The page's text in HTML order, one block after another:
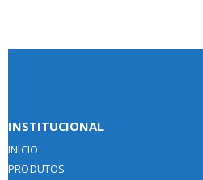
INSTITUCIONAL
INICIO
PRODUTOS